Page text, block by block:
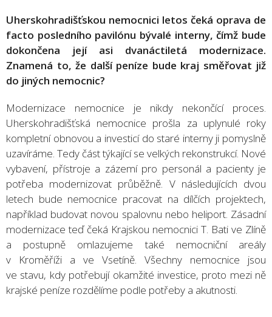
Uherskohradišťskou nemocnici letos čeká oprava de
facto posledního pavilónu bývalé interny, čímž bude
dokončena její asi dvanáctiletá modernizace.
Znamená to, že další peníze bude kraj směřovat již
do jiných nemocnic?
Modernizace nemocnice je nikdy nekončící proces.
Uherskohradišťská nemocnice prošla za uplynulé roky
kompletní obnovou a investicí do staré interny ji pomyslně
uzavíráme. Tedy část týkající se velkých rekonstrukcí. Nové
vybavení, přístroje a zázemí pro personál a pacienty je
potřeba modernizovat průběžně. V následujících dvou
letech bude nemocnice pracovat na dílčích projektech,
například budovat novou spalovnu nebo heliport. Zásadní
modernizace teď čeká Krajskou nemocnici T. Bati ve Zlíně
a postupně omlazujeme také nemocniční areály
v Kroměříži a ve Vsetíně. Všechny nemocnice jsou
ve stavu, kdy potřebují okamžité investice, proto mezi ně
krajské peníze rozdělíme podle potřeby a akutnosti.